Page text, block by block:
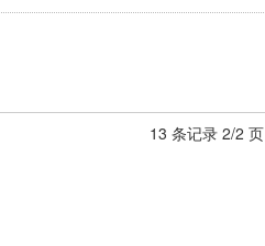
13 条记录 2/2 页